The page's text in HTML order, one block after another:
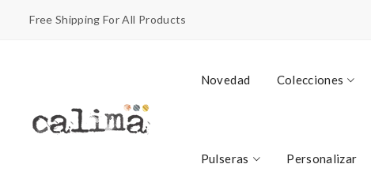
Free Shipping For All Products
Novedad Colecciones
Pulseras Personalizar